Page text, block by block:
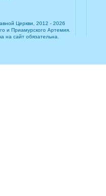
Церкви, 2012 - 2026
и Приамурского Артемия.
на сайт обязательна.